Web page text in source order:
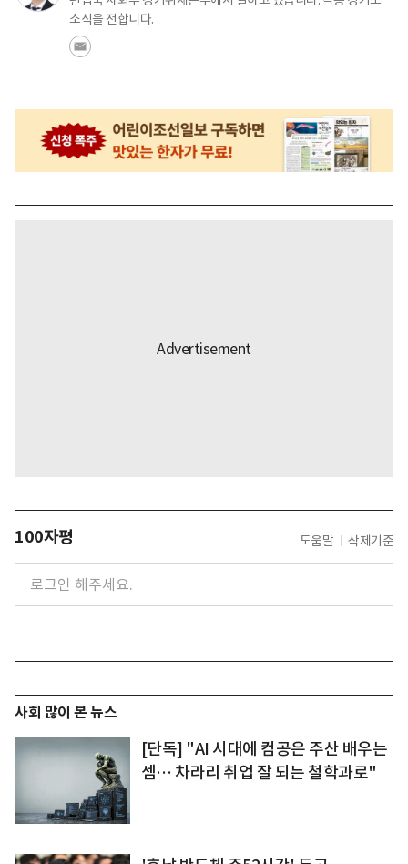
소식을 전합니다.
100자평 도움말 삭제기준
사회 많이 본 뉴스
[단독] "AI 시대에 컴공은 주산 배우는
셈… 차라리 취업 잘 되는 철학과로"